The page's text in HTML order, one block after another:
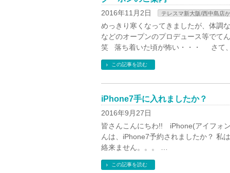
2016年11月2日 テレスマ新大阪/西中島店
めっきり寒くなってきましたが、体調
などのオープンのプロデュース等でて
笑 落ち着いた頃が怖い・・・ さて
この記事を読む
iPhone7手に入れましたか？
2016年9月27日
皆さんこんにちわ!! iPhone(アイフォ
んは、iPhone7予約されましたか？ 私
絡来ません。。。 …
この記事を読む